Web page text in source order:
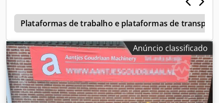
Plataformas de trabalho e plataformas de
Anúncio classificado